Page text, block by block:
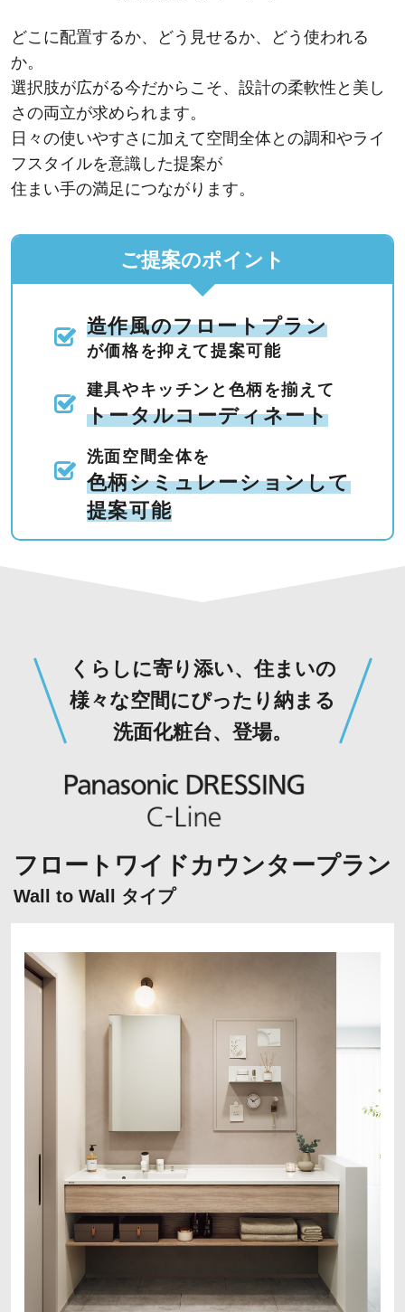
どこに配置するか、どう見せるか、どう使われる
か。
選択肢が広がる今だからこそ、設計の柔軟性と美し
さの両立が求められます。
日々の使いやすさに加えて空間全体との調和やライ
フスタイルを意識した提案が
住まい手の満足につながります。
ご提案のポイント
造作風のフロートプラン
が価格を抑えて提案可能
建具やキッチンと色柄を揃えて
トータルコーディネート
洗面空間全体を
色柄シミュレーションして
提案可能
くらしに寄り添い、住まいの
様々な空間にぴったり納まる
洗面化粧台、登場。
フロートワイドカウンタープラン
Wall to Wall タイプ